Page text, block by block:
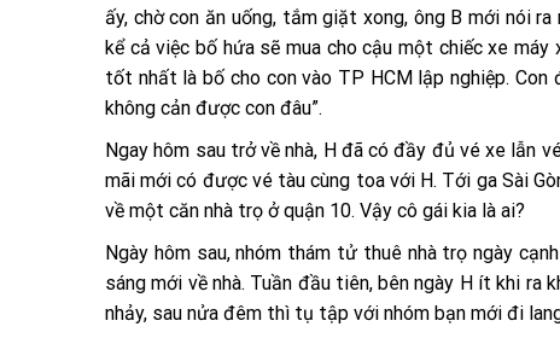
ấy, chờ con ăn uống, tắm giặt xong, ông B mới nói
kể cả việc bố hứa sẽ mua cho cậu một chiếc xe
tốt nhất là bố cho con vào TP HCM lập nghiệp.
không cản được con đâu”.
Ngay hôm sau trở về nhà, H đã có đầy đủ vé xe lẫn
mãi mới có được vé tàu cùng toa với H. Tới ga Sài
về một căn nhà trọ ở quận 10. Vậy cô gái kia là ai?
Ngày hôm sau, nhóm thám tử thuê nhà trọ ngày
sáng mới về nhà. Tuần đầu tiên, bên ngày H ít khi ra
nhảy, sau nửa đêm thì tụ tập với nhóm bạn mới đi